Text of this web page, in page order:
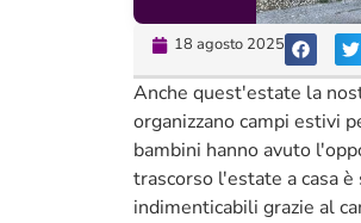
18 agosto 2025
Anche quest'estate la
organizzano campi estivi
bambini hanno avuto
trascorso l'estate a casa
indimenticabili grazie al